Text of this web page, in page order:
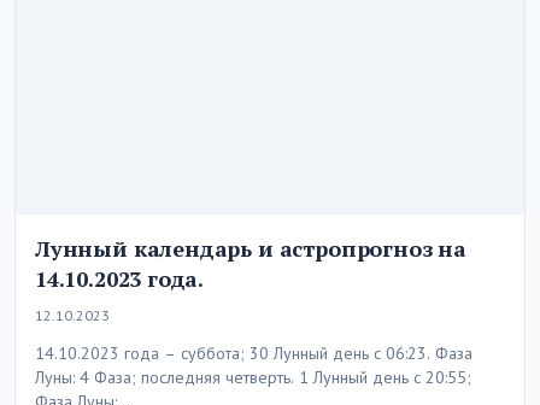
Лунный календарь и астропрогноз на
14.10.2023 года.
12.10.2023
14.10.2023 года – суббота; 30 Лунный день с 06:23. Фаза
Луны: 4 Фаза; последняя четверть. 1 Лунный день с 20:55;